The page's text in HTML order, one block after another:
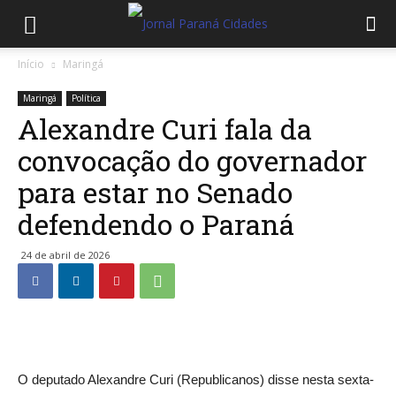
Início Maringá
Maringá Política
Alexandre Curi fala da
convocação do governador
para estar no Senado
defendendo o Paraná
24 de abril de 2026
O deputado Alexandre Curi (Republicanos) disse nesta sexta-